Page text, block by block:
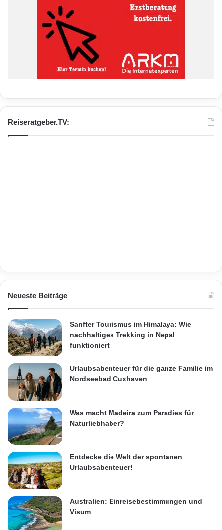
Reiseratgeber.TV:
Neueste Beiträge
Sanfter Tourismus im Himalaya: Wie
nachhaltiges Trekking in Nepal
funktioniert
Urlaubsabenteuer für die ganze Familie im
Nordseebad Cuxhaven
Was macht Madeira zum Paradies für
Naturliebhaber?
Entdecke die Welt der spontanen
Urlaubsabenteuer!
Australien: Einreisebestimmungen und
Visum